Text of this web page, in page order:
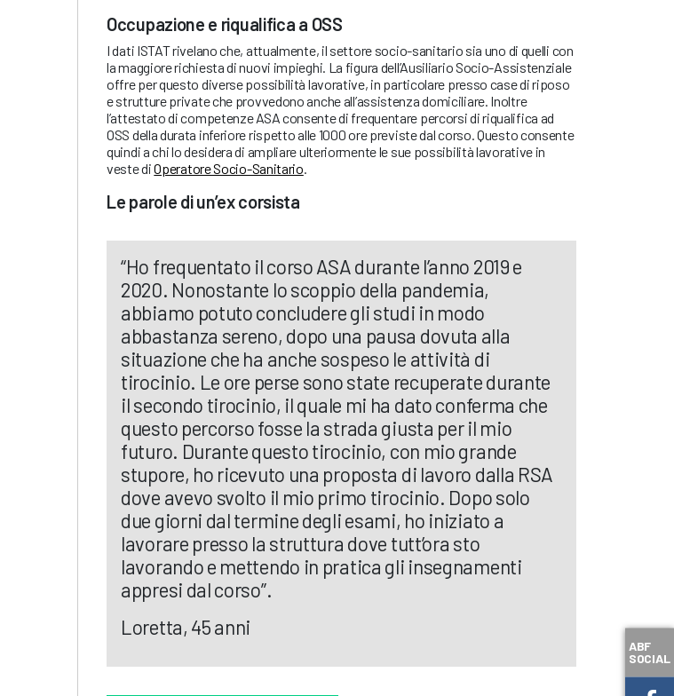
Occupazione e riqualifica a OSS
I dati ISTAT rivelano che, attualmente, il settore socio-sanitario sia uno di quelli con
la maggiore richiesta di nuovi impieghi. La figura dell’Ausiliario Socio-Assistenziale
offre per questo diverse possibilità lavorative, in particolare presso case di riposo
e strutture private che provvedono anche all’assistenza domiciliare. Inoltre
l’attestato di competenze ASA consente di frequentare percorsi di riqualifica ad
OSS della durata inferiore rispetto alle 1000 ore previste dal corso. Questo consente
quindi a chi lo desidera di ampliare ulteriormente le sue possibilità lavorative in
veste diOperatore Socio-Sanitario
Le parole di un’ex corsista
“Ho frequentato il corso ASA durante l’anno 2019 e
2020. Nonostante lo scoppio della pandemia,
abbiamo potuto concludere gli studi in modo
abbastanza sereno, dopo una pausa dovuta alla
situazione che ha anche sospeso le attività di
tirocinio. Le ore perse sono state recuperate durante
il secondo tirocinio, il quale mi ha dato conferma che
questo percorso fosse la strada giusta per il mio
futuro. Durante questo tirocinio, con mio grande
stupore, ho ricevuto una proposta di lavoro dalla RSA
dove avevo svolto il mio primo tirocinio. Dopo solo
due giorni dal termine degli esami, ho iniziato a
lavorare presso la struttura dove tutt’ora sto
lavorando e mettendo in pratica gli insegnamenti
appresi dal corso”.
Loretta, 45 anni
ABF
SOCIAL